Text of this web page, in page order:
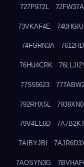
727P972L
73VKAF4E
74FGRN3A
76HU4CRK
77S55623
792RHX5L
79V4EL6D
7AIBYJBI
7AOSYN3G